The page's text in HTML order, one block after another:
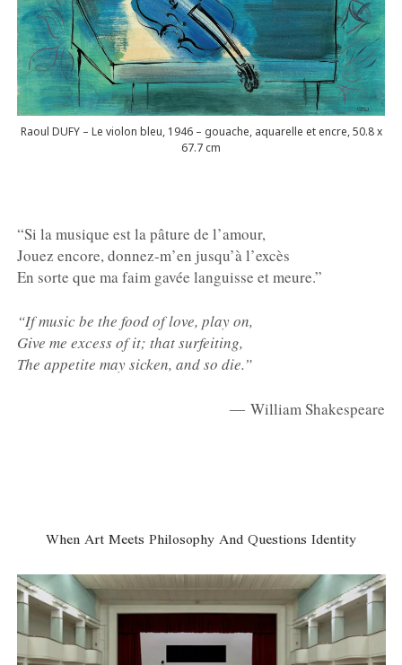
Raoul DUFY – Le violon bleu, 1946 – gouache, aquarelle et encre, 50.8 x
67.7 cm
“Si la musique est la pâture de l’amour,
Jouez encore, donnez-m’en jusqu’à l’excès
En sorte que ma faim gavée languisse et meure.”
“If music be the food of love, play on,
Give me excess of it; that surfeiting,
The appetite may sicken, and so die.”
― William Shakespeare
When Art Meets Philosophy And Questions Identity